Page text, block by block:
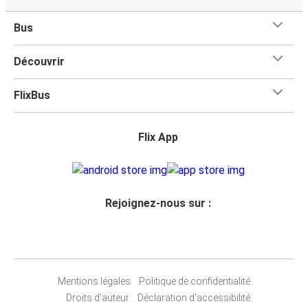
Bus
Découvrir
FlixBus
Flix App
Rejoignez-nous sur :
Mentions légales
Politique de confidentialité
Droits d'auteur
Déclaration d'accessibilité